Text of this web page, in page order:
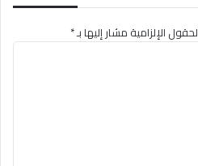
الإلزامية مشار إليها بـ*